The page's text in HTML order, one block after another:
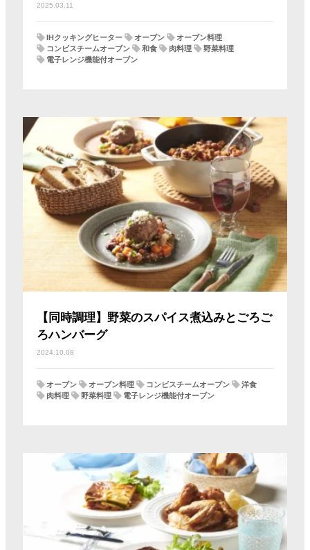
2025.03.11
IHクッキングヒーター オーブン
オーブン料理
コンビスチームオーブン
和食 肉料理
野菜料理
電子レンジ機能付オーブン
【同時調理】野菜のスパイス煮込みとごろご
ろハンバーグ
2024.10.08
オーブン オーブン料理 コンビスチームオーブン
洋食
肉料理
野菜料理 電子レンジ機能付オーブン